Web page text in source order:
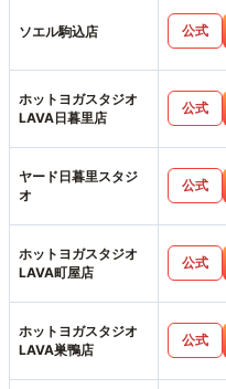
ソエル駒込店 公式
ホットヨガスタジオ
LAVA日暮里店
公式
ヤード日暮里スタジ
オ
公式
ホットヨガスタジオ
LAVA町屋店
公式
ホットヨガスタジオ
LAVA巣鴨店
公式